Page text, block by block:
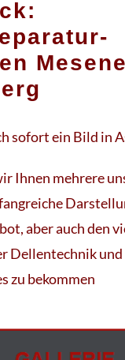
sofort ein Bild in
Ihnen mehrere
aber auch den
Dellentechnik und
zu bekommen